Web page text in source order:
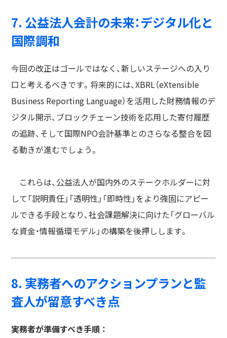
7. 公益法人会計の未来：デジタル化と
国際調和
今回の改正はゴールではなく、新しいステージへの入り
口と考えるべきです。将来的には、XBRL（eXtensible
Business Reporting Language）を活用した財務情報のデ
ジタル開示、ブロックチェーン技術を応用した寄付履歴
の追跡、そして国際NPO会計基準とのさらなる整合を図
る動きが進むでしょう。
これらは、公益法人が国内外のステークホルダーに対
して「説明責任」「透明性」「即時性」をより強固にアピー
ルできる手段となり、社会課題解決に向けた「グローバル
な資金・情報循環モデル」の構築を後押しします。
8. 実務者へのアクションプランと監
査人が留意すべき点
実務者が準備すべき手順 ：